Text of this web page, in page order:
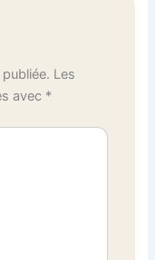
Les
avec *